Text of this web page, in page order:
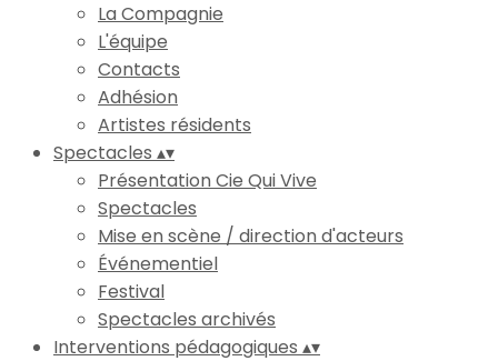
La Compagnie
L'équipe
Contacts
Adhésion
Artistes résidents
Spectacles ▴▾
Présentation Cie Qui Vive
Spectacles
Mise en scène / direction d'acteurs
Événementiel
Festival
Spectacles archivés
Interventions pédagogiques ▴▾